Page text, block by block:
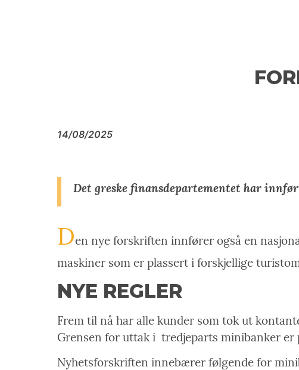
14/08/2025
Det greske finansdepartementet har
Den nye forskriften innfører også en
maskiner som er plassert i forskjellige
NYE REGLER
Frem til nå har alle kunder som tok ut
Grensen for uttak i tredjeparts minibanker er
Nyhetsforskriften innebærer følgende for